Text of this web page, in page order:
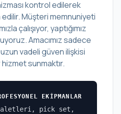
kontrol edilerek
Müşteri memnuniyeti
çalışıyor, yaptığımız
Amacımız sadece
vadeli güven ilişkisi
sunmaktır.
EKIPMANLAR
aletleri, pick set,